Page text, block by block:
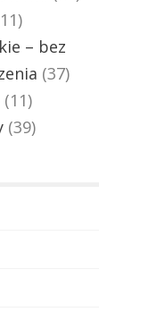
– bez
(37)
(11)
(39)